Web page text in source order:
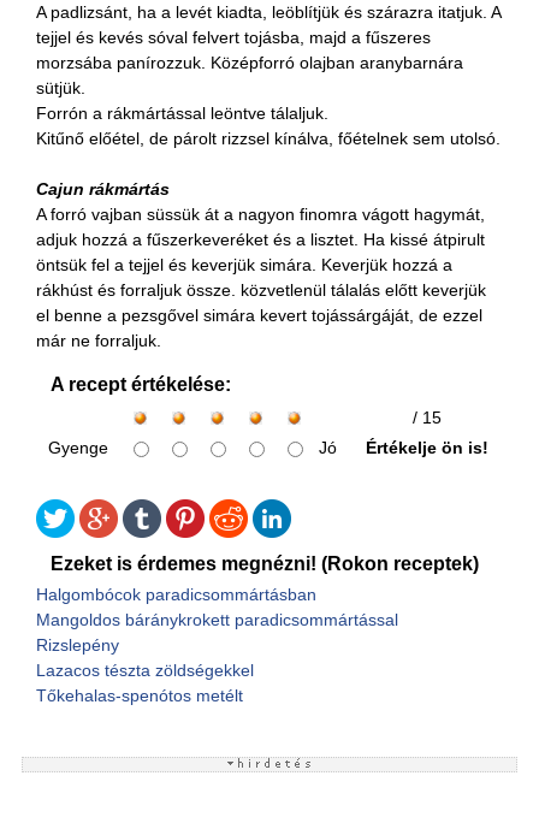
A padlizsánt, ha a levét kiadta, leöblítjük és szárazra itatjuk. A
tejjel és kevés sóval felvert tojásba, majd a fűszeres
morzsába panírozzuk. Középforró olajban aranybarnára
sütjük.
Forrón a rákmártással leöntve tálaljuk.
Kitűnő előétel, de párolt rizzsel kínálva, főételnek sem utolsó.
Cajun rákmártás
A forró vajban süssük át a nagyon finomra vágott hagymát,
adjuk hozzá a fűszerkeveréket és a lisztet. Ha kissé átpirult
öntsük fel a tejjel és keverjük simára. Keverjük hozzá a
rákhúst és forraljuk össze. közvetlenül tálalás előtt keverjük
el benne a pezsgővel simára kevert tojássárgáját, de ezzel
már ne forraljuk.
A recept értékelése:
/ 15
Gyenge
Jó Értékelje ön is!
Ezeket is érdemes megnézni! (Rokon receptek)
Halgombócok paradicsommártásban
Mangoldos báránykrokett paradicsommártással
Rizslepény
Lazacos tészta zöldségekkel
Tőkehalas-spenótos metélt